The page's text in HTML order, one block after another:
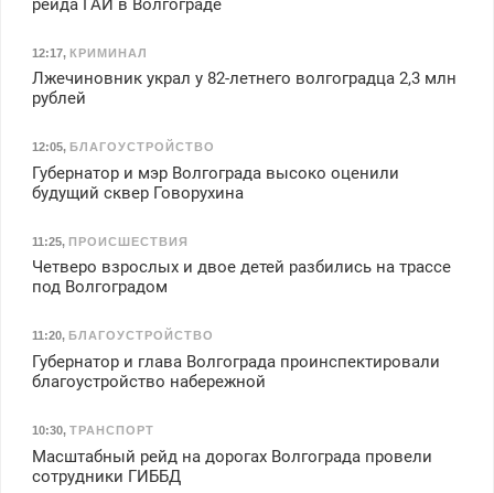
рейда ГАИ в Волгограде
12:17, КРИМИНАЛ
Лжечиновник украл у 82-летнего волгоградца 2,3 млн
рублей
12:05, БЛАГОУСТРОЙСТВО
Губернатор и мэр Волгограда высоко оценили
будущий сквер Говорухина
11:25, ПРОИСШЕСТВИЯ
Четверо взрослых и двое детей разбились на трассе
под Волгоградом
11:20, БЛАГОУСТРОЙСТВО
Губернатор и глава Волгограда проинспектировали
благоустройство набережной
10:30, ТРАНСПОРТ
Масштабный рейд на дорогах Волгограда провели
сотрудники ГИББД